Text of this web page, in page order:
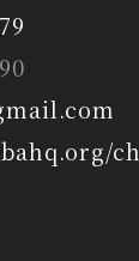
ch